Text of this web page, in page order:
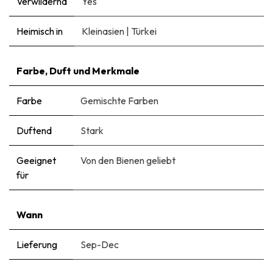
Heimisch in Kleinasien | Türkei
Farbe, Duft und Merkmale
Farbe Gemischte Farben
Duftend Stark
Geeignet
für
Von den Bienen geliebt
Wann
Lieferung Sep-Dec